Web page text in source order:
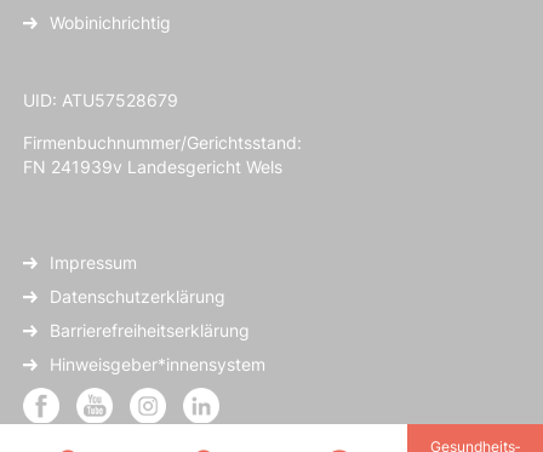
Gesundheits­
Wobinichrichtig
UID: ATU57528679
Firmenbuchnummer/Gerichtsstand:
FN 241939v Landesgericht Wels
Impressum
Datenschutzerklärung
Barrierefreiheitserklärung
Hinweisgeber*innensystem